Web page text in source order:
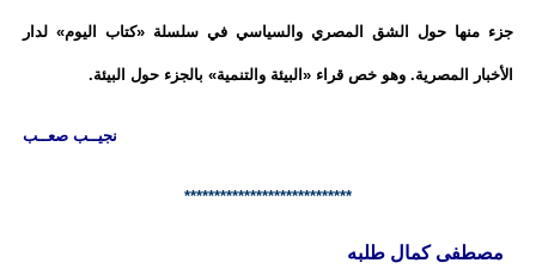
جزء منها حول الشق المصري والسياسي في سلسلة «كتاب اليوم» لدار
الأخبار المصرية. وهو خص قراء «البيئة والتنمية» بالجزء حول البيئة.
نجيــب صعــب
****************************
مصطفى كمال طلبه